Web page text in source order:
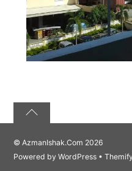
©AzmanIshak.Com 2026
Powered byWordPress •